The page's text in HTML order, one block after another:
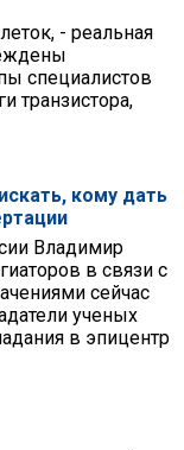
- реальная
специалистов
транзистора,
кому дать
Владимир
в связи с
сейчас
ученых
в эпицентр